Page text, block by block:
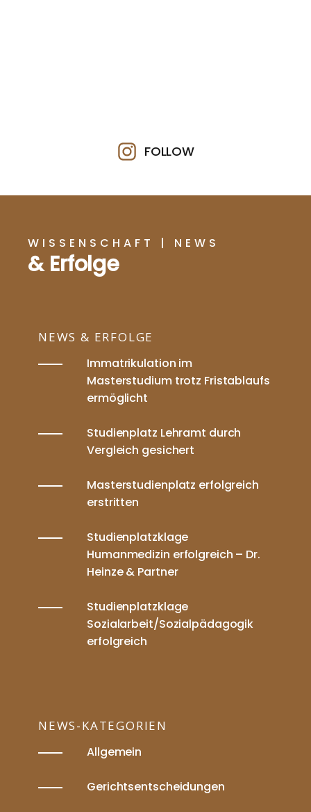
FOLLOW
WISSENSCHAFT | NEWS
& Erfolge
NEWS & ERFOLGE
Immatrikulation im
Masterstudium trotz Fristablaufs
ermöglicht
Studienplatz Lehramt durch
Vergleich gesichert
Masterstudienplatz erfolgreich
erstritten
Studienplatzklage
Humanmedizin erfolgreich – Dr.
Heinze & Partner
Studienplatzklage
Sozialarbeit/Sozialpädagogik
erfolgreich
NEWS-KATEGORIEN
Allgemein
Gerichtsentscheidungen